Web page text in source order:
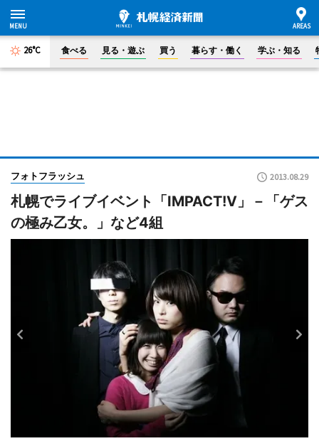
26°C 食べる 見る・遊ぶ 買う 暮らす・働く 学ぶ・知る
フォトフラッシュ 2013.08.29
札幌でライブイベント「IMPACT!V」－「ゲス
の極み乙女。」など4組